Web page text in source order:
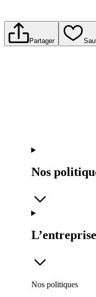
Partager
Nos
L’entreprise
Nos politiques